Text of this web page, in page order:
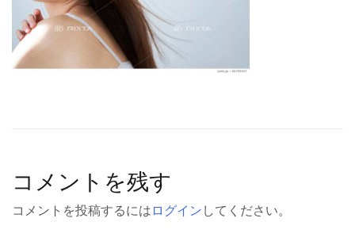
コメントを残す
コメントを投稿するには ログイン してください。